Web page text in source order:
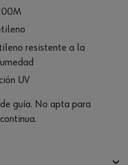
resistente a la
UV
guía. No apta para